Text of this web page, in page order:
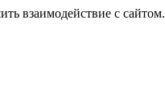
взаимодействие с сайтом.